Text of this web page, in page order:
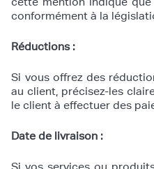
conformément à la
Réductions :
Si vous offrez des
au client, précisez-les
le client à effectuer des
Date de livraison :